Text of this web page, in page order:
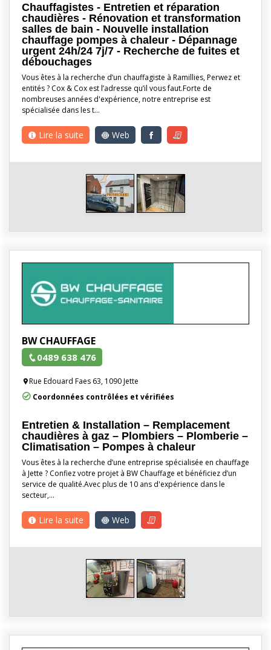
Chauffagistes - Entretien et réparation
chaudières - Rénovation et transformation
salles de bain - Nouvelle installation
chauffage pompes à chaleur - Dépannage
urgent 24h/24 7j/7 - Recherche de fuites et
débouchages
Vous êtes à la recherche d’un chauffagiste à Ramillies, Perwez et
entités ? Cox & Cox est l’adresse qu’il vous faut.Forte de
nombreuses années d'expérience, notre entreprise est
spécialisée dans les t…
Lire la suite Web
BW CHAUFFAGE
0489 638 476
Rue Edouard Faes 63, 1090 Jette
Coordonnées contrôlées et vérifiées
Entretien & Installation – Remplacement
chaudières à gaz – Plombiers – Plomberie –
Climatisation – Pompes à chaleur
Vous êtes à la recherche d’une entreprise spécialisée en chauffage
à Jette ? Confiez votre projet à BW Chauffage et bénéficiez d’un
service de qualité.Avec plus de 10 ans d'expérience dans le
secteur,…
Lire la suite Web